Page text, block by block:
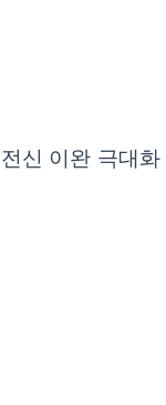
신 이완 극대화